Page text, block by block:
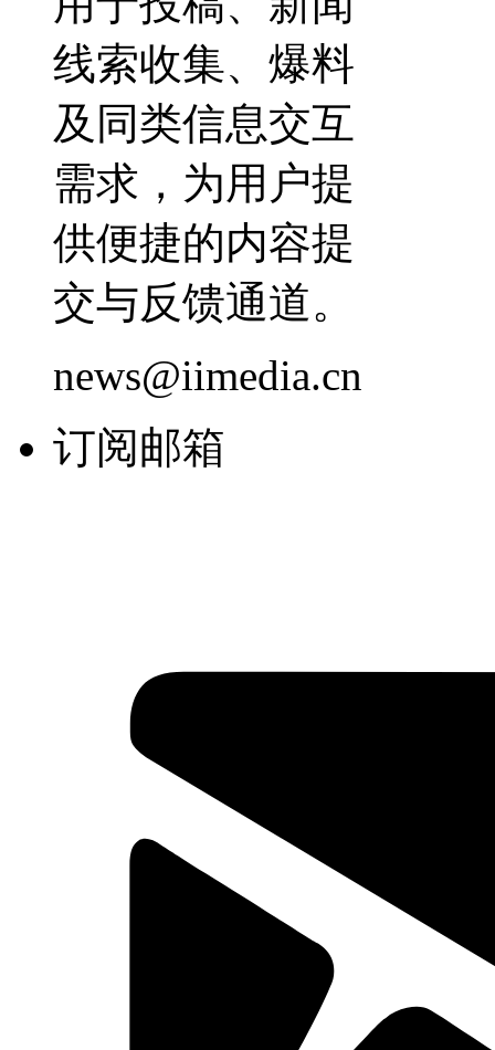
线索收集、爆料
及同类信息交互
需求，为用户提
供便捷的内容提
交与反馈通道。
news@iimedia.cn
订阅邮箱